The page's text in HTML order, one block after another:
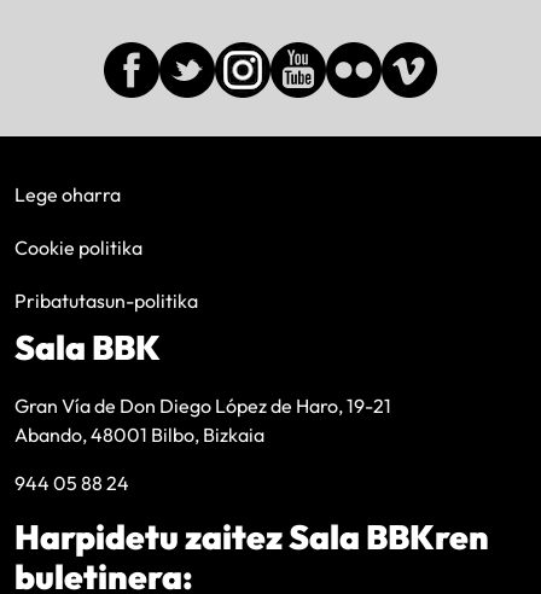
Lege oharra
Cookie politika
Pribatutasun-politika
Sala BBK
Gran Vía de Don Diego López de Haro, 19-21
Abando, 48001 Bilbo, Bizkaia
944 05 88 24
Harpidetu zaitez Sala BBKren
buletinera: